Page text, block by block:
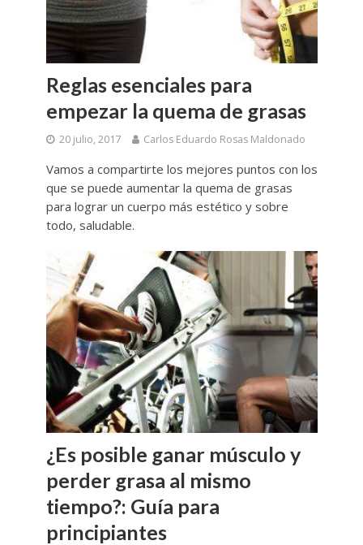
Reglas esenciales para
empezar la quema de grasas
20 julio, 2017 Carlos Eduardo Rosas Maldonado
Vamos a compartirte los mejores puntos con los
que se puede aumentar la quema de grasas
para lograr un cuerpo más estético y sobre
todo, saludable.
¿Es posible ganar músculo y
perder grasa al mismo
tiempo?: Guía para
principiantes